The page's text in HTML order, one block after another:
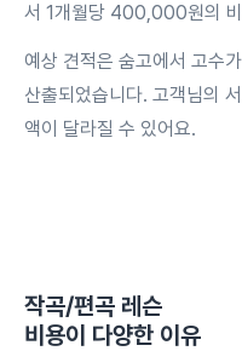
서 1개월당 400,000원의
예상 견적은 숨고에서 고수
산출되었습니다. 고객님의
액이 달라질 수 있어요.
작곡/편곡 레슨
비용이 다양한 이유